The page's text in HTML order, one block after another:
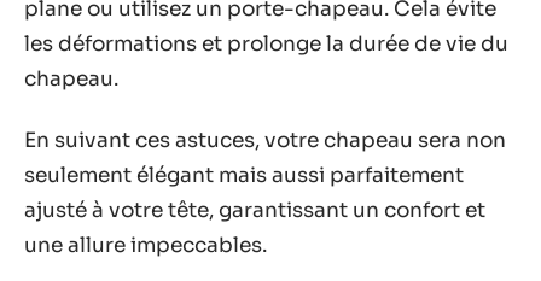
plane ou utilisez un porte-chapeau. Cela évite
les déformations et prolonge la durée de vie du
chapeau.
En suivant ces astuces, votre chapeau sera non
seulement élégant mais aussi parfaitement
ajusté à votre tête, garantissant un confort et
une allure impeccables.